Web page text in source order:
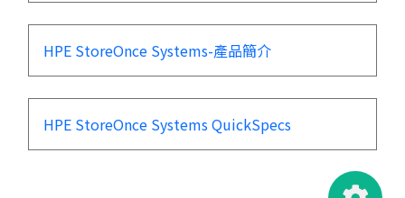
HPE StoreOnce Systems-產品簡介
HPE StoreOnce Systems QuickSpecs